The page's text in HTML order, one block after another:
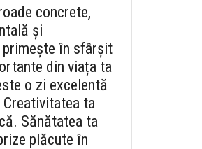
concrete,
și
primește în sfârșit
din viața ta
o zi excelentă
Creativitatea ta
Sănătatea ta
plăcute în